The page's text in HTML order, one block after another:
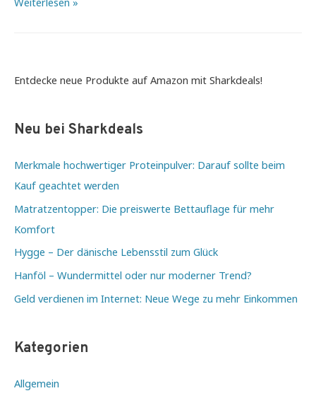
und
Entdecke neue Produkte auf Amazon mit Sharkdeals!
Neu bei Sharkdeals
Merkmale hochwertiger Proteinpulver: Darauf sollte beim
Kauf geachtet werden
Matratzentopper: Die preiswerte Bettauflage für mehr
Komfort
Hygge – Der dänische Lebensstil zum Glück
Hanföl – Wundermittel oder nur moderner Trend?
Geld verdienen im Internet: Neue Wege zu mehr Einkommen
Kategorien
Allgemein